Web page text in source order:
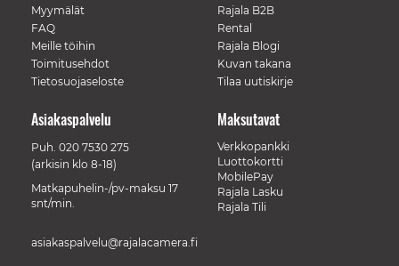
Myymälät
FAQ
Meille töihin
Toimitusehdot
Tietosuojaseloste
Rajala B2B
Rental
Rajala Blogi
Kuvan takana
Tilaa uutiskirje
Maksutavat
Verkkopankki
Luottokortti
MobilePay
Rajala Lasku
Rajala Tili
Asiakaspalvelu
Puh. 020 7530 275
(arkisin klo 8-18)
Matkapuhelin-/pv-maksu 17
snt/min.
asiakaspalvelu@rajalacamera.fi